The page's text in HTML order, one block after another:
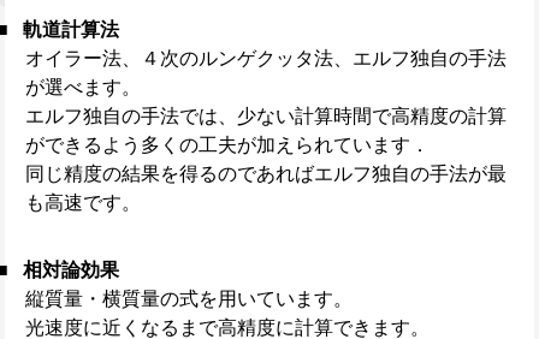
軌道計算法
オイラー法、４次のルンゲクッタ法、エルフ独自の手法
が選べます。
エルフ独自の手法では、少ない計算時間で高精度の計算
ができるよう多くの工夫が加えられています．
同じ精度の結果を得るのであればエルフ独自の手法が最
も高速です。
相対論効果
縦質量・横質量の式を用いています。
光速度に近くなるまで高精度に計算できます。